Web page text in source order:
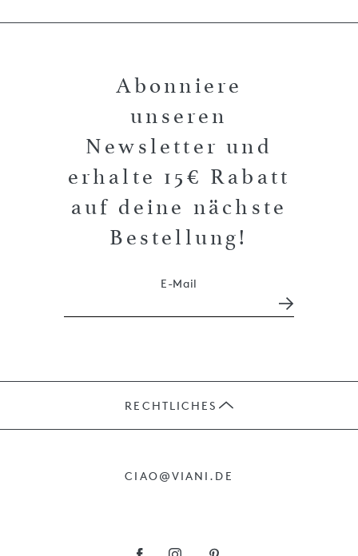
Abonniere
unseren
Newsletter und
erhalte 15€ Rabatt
auf deine nächste
Bestellung!
E-Mail
RECHTLICHES
CIAO@VIANI.DE